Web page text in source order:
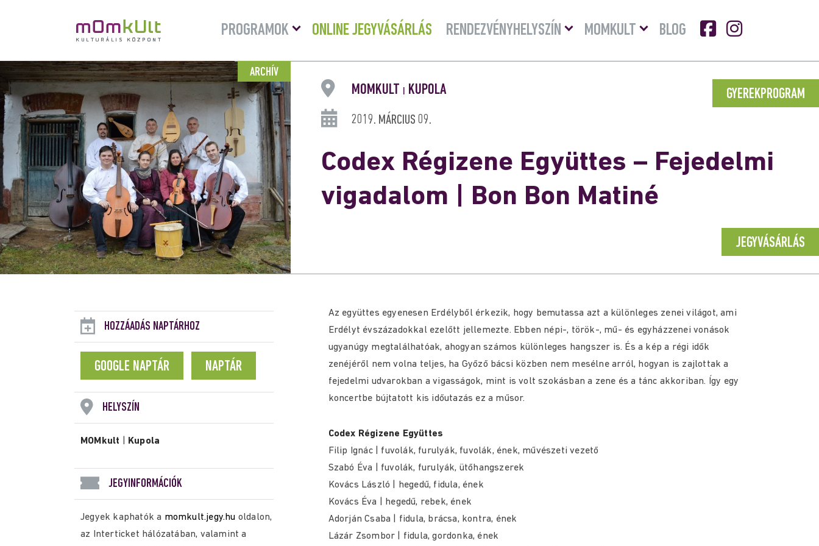
PROGRAMOK
Menü
lenyitása
ONLINE JEGYVÁSÁRLÁS RENDEZVÉNYHELYSZÍN
Menü
lenyitásaMOMKULT
Menü
lenyitása
BLOG
ARCHÍV
GYEREKPROGRAM
MOMKULT KUPOLA
2019. MÁRCIUS 09.
Codex Régizene Együttes – Fejedelmi
vigadalom | Bon Bon Matiné
JEGYVÁSÁRLÁS
HOZZÁADÁS NAPTÁRHOZ
GOOGLE NAPTÁR NAPTÁR
HELYSZÍN
MOMkult Kupola
JEGYINFORMÁCIÓK
Jegyek kaphatók a momkult.jegy.hu oldalon,
az Interticket hálózatában, valamint a
Az együttes egyenesen Erdélyből érkezik, hogy bemutassa azt a különleges zenei világot, ami
Erdélyt évszázadokkal ezelőtt jellemezte. Ebben népi-, török-, mű- és egyházzenei vonások
ugyanúgy megtalálhatóak, ahogyan számos különleges hangszer is. És a kép a régi idők
zenéjéről nem volna teljes, ha Győző bácsi közben nem mesélne arról, hogyan is zajlottak a
fejedelmi udvarokban a vigasságok, mint is volt szokásban a zene és a tánc akkoriban. Így egy
koncertbe bújtatott kis időutazás ez a műsor.
Codex Régizene Együttes
Filip Ignác | fuvolák, furulyák, fuvolák, ének, művészeti vezető
Szabó Éva | fuvolák, furulyák, ütőhangszerek
Kovács László | hegedű, fidula, ének
Kovács Éva | hegedű, rebek, ének
Adorján Csaba | fidula, brácsa, kontra, ének
Lázár Zsombor | fidula, gordonka, ének